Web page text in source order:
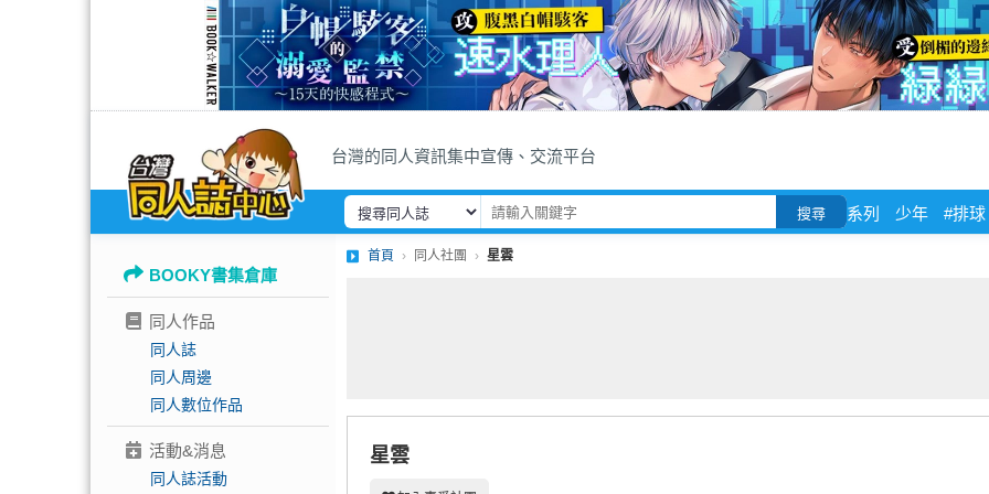
台灣的同人資訊集中宣傳、交流平台
搜尋 系列 少年 #排球
BOOKY書集倉庫
同人作品
同人誌
同人周邊
同人數位作品
活動&消息
同人誌活動
首頁 同人社團 星雲
星雲